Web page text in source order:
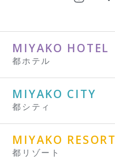
MIYAKO HOTEL
都ホテル
MIYAKO CITY
都シティ
MIYAKO RESORT
都リゾート